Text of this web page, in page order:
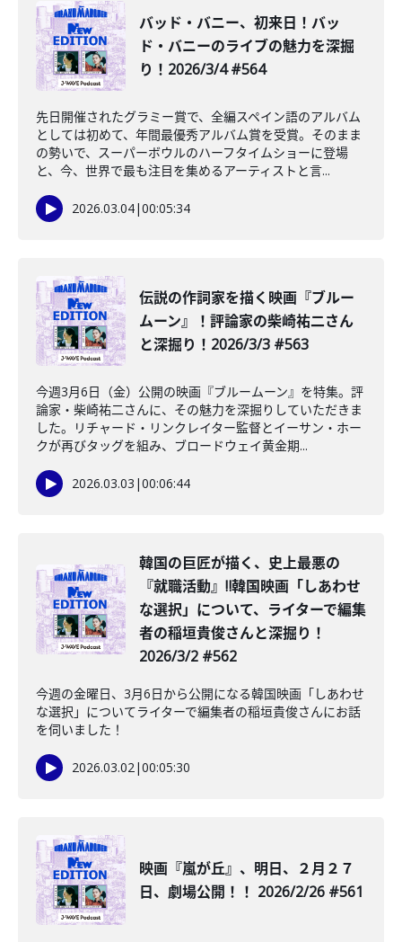
バッド・バニー、初来日！バッ
ド・バニーのライブの魅力を深掘
り！2026/3/4 #564
先日開催されたグラミー賞で、全編スペイン語のアルバム
としては初めて、年間最優秀アルバム賞を受賞。そのまま
の勢いで、スーパーボウルのハーフタイムショーに登場
と、今、世界で最も注目を集めるアーティストと言...
2026.03.04|00:05:34
️伝説の作詞家を描く映画『ブルー
ムーン』！評論家の柴崎祐二さん
と深掘り！2026/3/3 #563
今週3月6日（金）公開の映画『ブルームーン』を特集。評
論家・柴崎祐二さんに、その魅力を深掘りしていただきま
した。リチャード・リンクレイター監督とイーサン・ホー
クが再びタッグを組み、ブロードウェイ黄金期...
2026.03.03 |00:06:44
韓国の巨匠が描く、史上最悪の
『就職活動』‼韓国映画「しあわせ
な選択」について、ライターで編集
者の稲垣貴俊さんと深掘り！
2026/3/2 #562
今週の金曜日、3月6日から公開になる韓国映画「しあわせ
な選択」についてライターで編集者の稲垣貴俊さんにお話
を伺いました！
2026.03.02|00:05:30
映画『嵐が丘』、明日、２月２７
日、劇場公開！！ 2026/2/26 #561